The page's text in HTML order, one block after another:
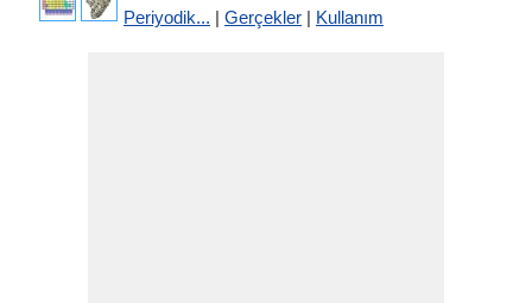
Periyodik... | Gerçekler | Kullanım